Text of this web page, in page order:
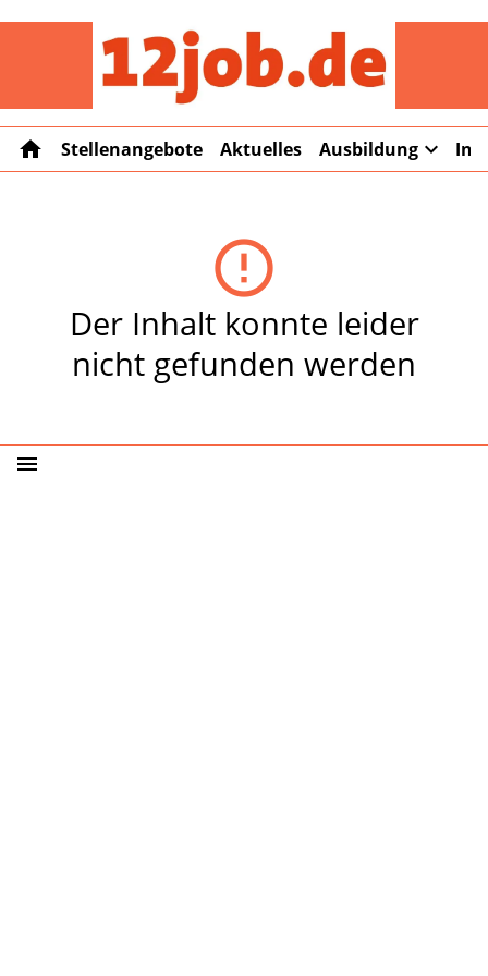
home Stellenangebote Aktuelles Ausbildung expand_more
error_outline
Der Inhalt konnte leider
nicht gefunden werden
menu